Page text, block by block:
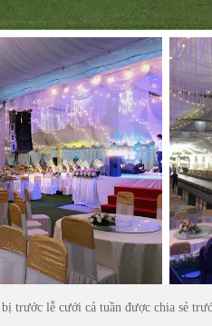
trước lễ cưới cả tuần được chia sẻ